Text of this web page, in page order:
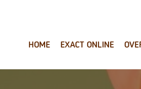
HOME EXACT ONLINE